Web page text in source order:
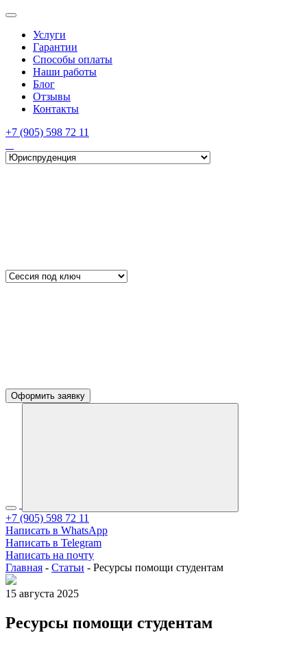
Услуги
Гарантии
Способы оплаты
Наши работы
Блог
Отзывы
Контакты
+7 (905) 598 72 11
Оформить заявку
+7 (905) 598 72 11
Написать в WhatsApp
Написать в Telegram
Написать на почту
Главная - Статьи - Ресурсы помощи студентам
15 августа 2025
Ресурсы помощи студентам